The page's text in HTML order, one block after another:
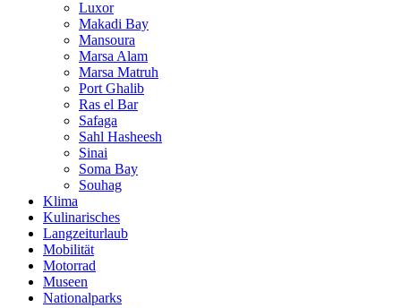
Luxor
Makadi Bay
Mansoura
Marsa Alam
Marsa Matruh
Port Ghalib
Ras el Bar
Safaga
Sahl Hasheesh
Sinai
Soma Bay
Souhag
Klima
Kulinarisches
Langzeiturlaub
Mobilität
Motorrad
Museen
Nationalparks